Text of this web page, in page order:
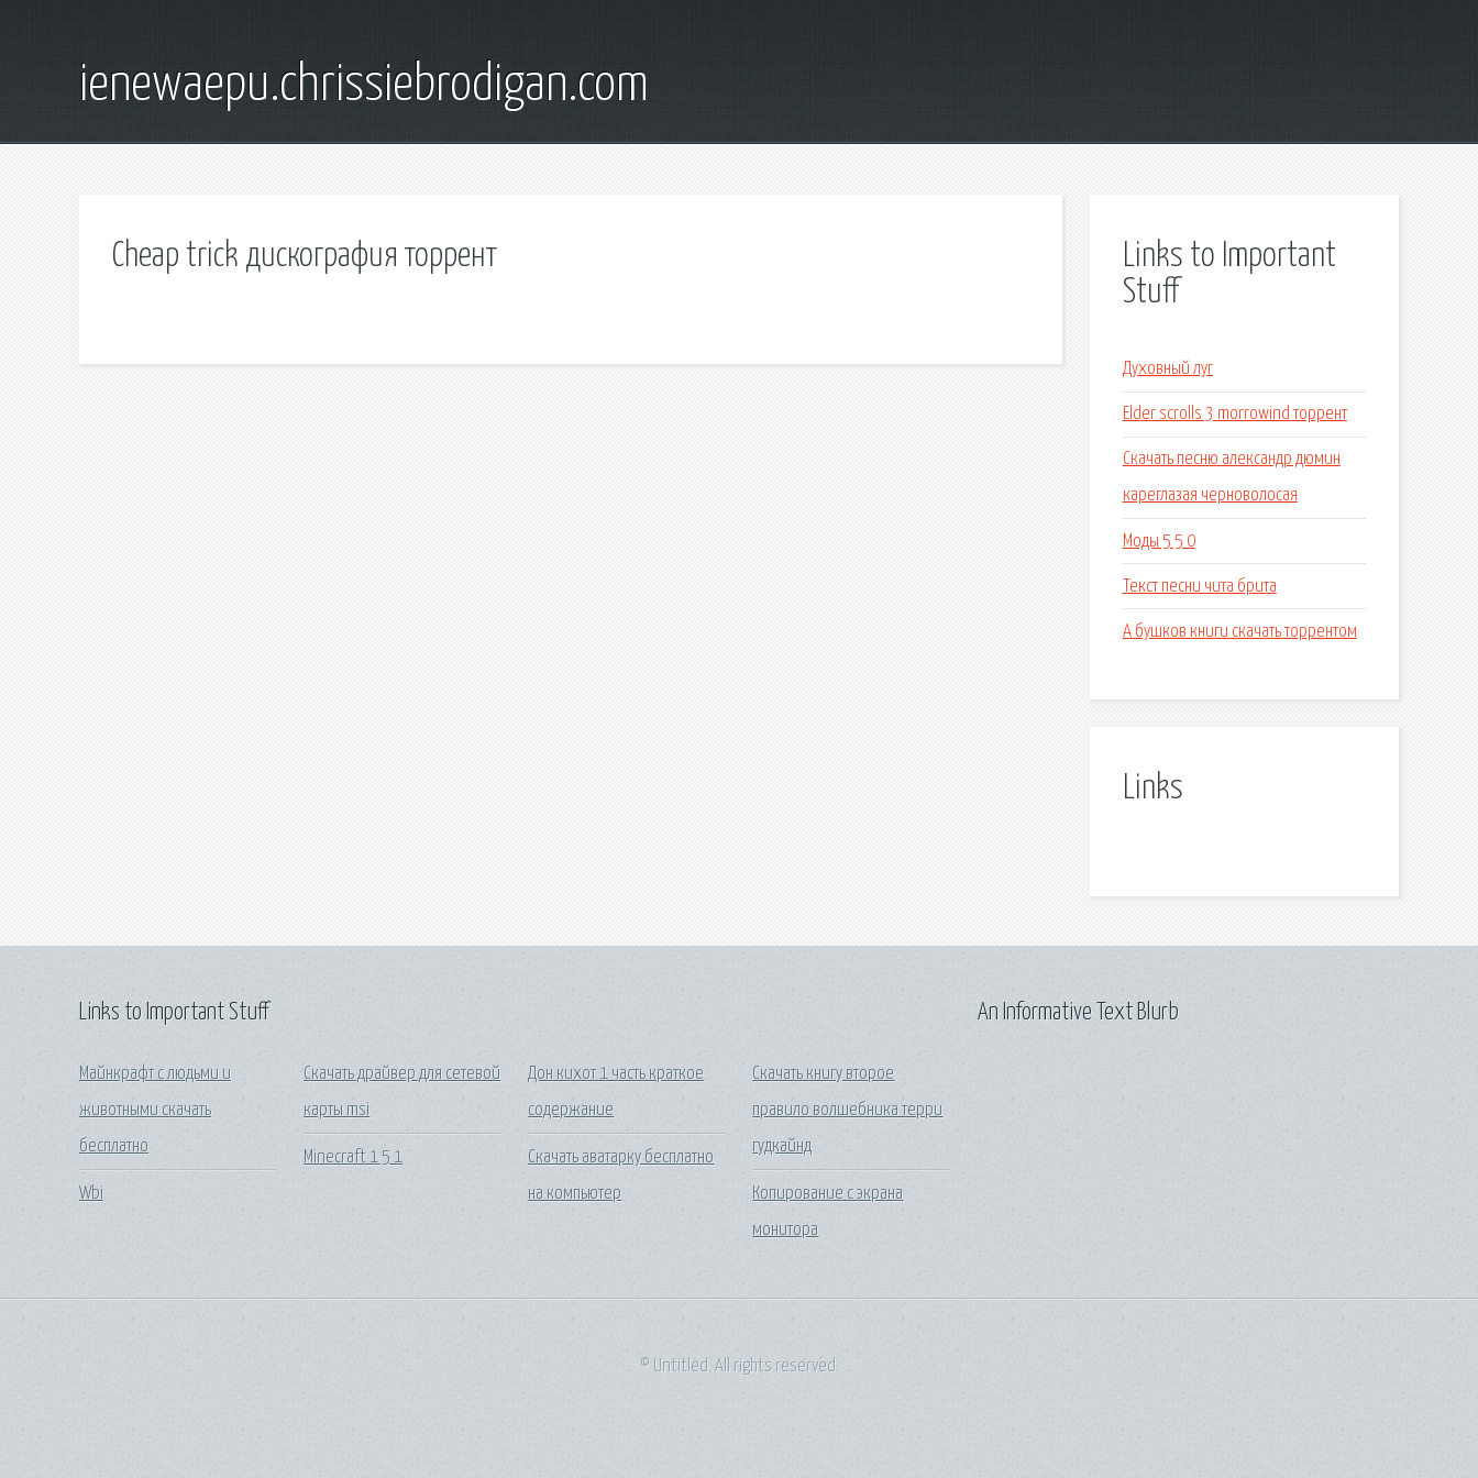
ienewaepu.chrissiebrodigan.com
Cheap trick дискография торрент
Links to Important
Stuff
Духовный луг
Elder scrolls 3 morrowind торрент
Скачать песню александр дюмин
кареглазая черноволосая
Моды 5 5 0
Текст песни чита брита
А бушков книги скачать торрентом
Links
Links to Important Stuff
Майнкрафт с людьми и
животными скачать
бесплатно
Wbi
Скачать драйвер для сетевой
карты msi
Minecraft 1 5 1
Дон кихот 1 часть краткое
содержание
Скачать аватарку бесплатно
на компьютер
Скачать книгу второе
правило волшебника терри
гудкайнд
Копирование с экрана
монитора
An Informative Text Blurb
© Untitled. All rights reserved.